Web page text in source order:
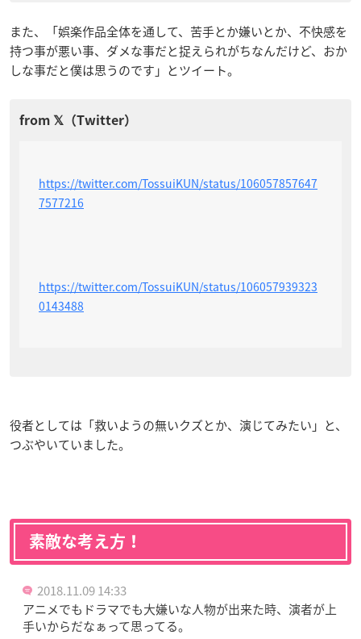
また、「娯楽作品全体を通して、苦手とか嫌いとか、不快感を
持つ事が悪い事、ダメな事だと捉えられがちなんだけど、おか
しな事だと僕は思うのです」とツイート。
https://twitter.com/TossuiKUN/status/106057857647
7577216
https://twitter.com/TossuiKUN/status/106057939323
0143488
役者としては「救いようの無いクズとか、演じてみたい」と、
つぶやいていました。
素敵な考え方！
2018.11.09 14:33
アニメでもドラマでも大嫌いな人物が出来た時、演者が上
手いからだなぁって思ってる。